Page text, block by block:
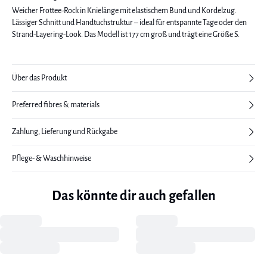
Weicher Frottee-Rock in Knielänge mit elastischem Bund und Kordelzug.
Lässiger Schnitt und Handtuchstruktur – ideal für entspannte Tage oder den
Strand-Layering-Look. Das Modell ist 177 cm groß und trägt eine Größe S.
Über das Produkt
Preferred fibres & materials
Zahlung, Lieferung und Rückgabe
Pflege- & Waschhinweise
Das könnte dir auch gefallen